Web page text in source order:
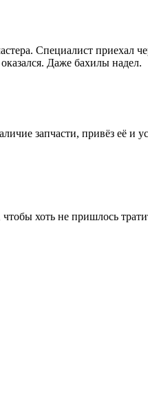
Специалист приехал
Даже бахилы надел.
запчасти, привёз её и
хоть не пришлось